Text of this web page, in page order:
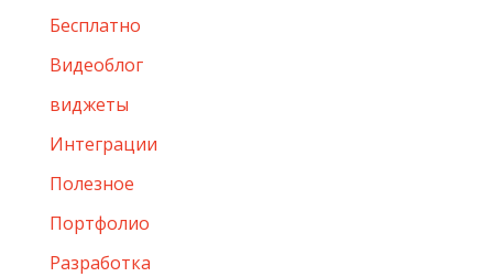
Бесплатно
Видеоблог
виджеты
Интеграции
Полезное
Портфолио
Разработка